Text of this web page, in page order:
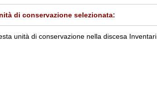
di conservazione selezionata:
unità di conservazione nella discesa Inventari